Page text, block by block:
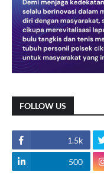
FOLLOW US
1.5k
500